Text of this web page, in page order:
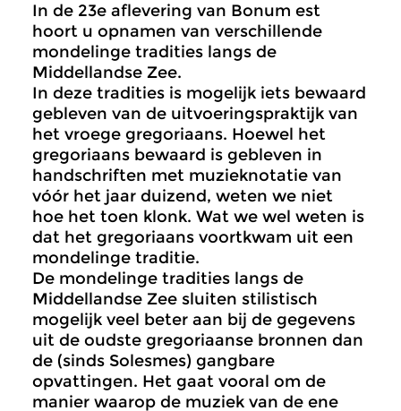
In de 23e aflevering van Bonum est
hoort u opnamen van verschillende
mondelinge tradities langs de
Middellandse Zee.
In deze tradities is mogelijk iets bewaard
gebleven van de uitvoeringspraktijk van
het vroege gregoriaans. Hoewel het
gregoriaans bewaard is gebleven in
handschriften met muzieknotatie van
vóór het jaar duizend, weten we niet
hoe het toen klonk. Wat we wel weten is
dat het gregoriaans voortkwam uit een
mondelinge traditie.
De mondelinge tradities langs de
Middellandse Zee sluiten stilistisch
mogelijk veel beter aan bij de gegevens
uit de oudste gregoriaanse bronnen dan
de (sinds Solesmes) gangbare
opvattingen. Het gaat vooral om de
manier waarop de muziek van de ene